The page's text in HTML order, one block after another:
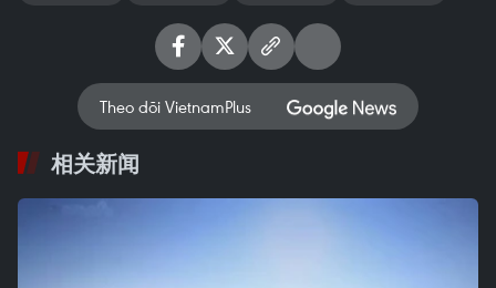
Theo dõi VietnamPlus
相关新闻